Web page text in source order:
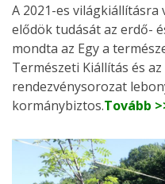
A 2021-es világkiállításra
elődök tudását az erdő-
mondta az Egy a
Természeti Kiállítás és
rendezvénysorozat
kormánybiztos.Tovább